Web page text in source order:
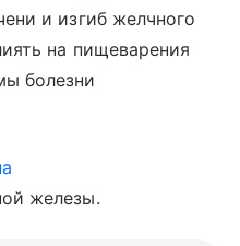
и изгиб желчного
на пищеварения
болезни
железы.